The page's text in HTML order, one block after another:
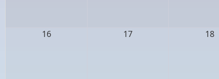
16 17 18